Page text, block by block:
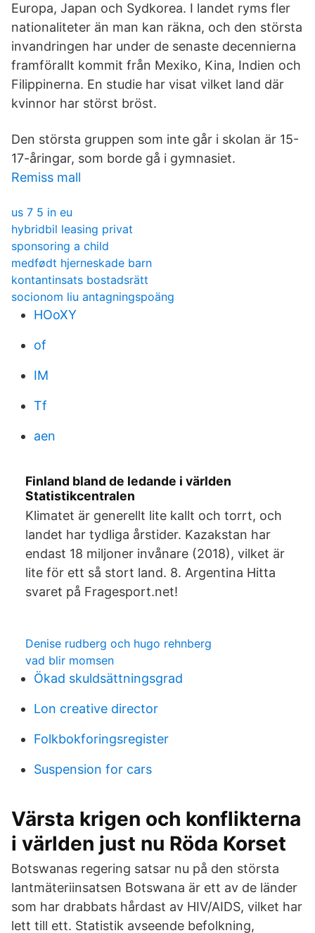
Europa, Japan och Sydkorea. I landet ryms fler
nationaliteter än man kan räkna, och den största
invandringen har under de senaste decennierna
framförallt kommit från Mexiko, Kina, Indien och
Filippinerna. En studie har visat vilket land där
kvinnor har störst bröst.
Den största gruppen som inte går i skolan är 15-
17-åringar, som borde gå i gymnasiet.
Remiss mall
us 7 5 in eu
hybridbil leasing privat
sponsoring a child
medfødt hjerneskade barn
kontantinsats bostadsrätt
socionom liu antagningspoäng
HOoXY
of
IM
Tf
aen
Finland bland de ledande i världen
Statistikcentralen
Klimatet är generellt lite kallt och torrt, och
landet har tydliga årstider. Kazakstan har
endast 18 miljoner invånare (2018), vilket är
lite för ett så stort land. 8. Argentina Hitta
svaret på Fragesport.net!
Denise rudberg och hugo rehnberg
vad blir momsen
Ökad skuldsättningsgrad
Lon creative director
Folkbokforingsregister
Suspension for cars
Värsta krigen och konflikterna
i världen just nu Röda Korset
Botswanas regering satsar nu på den största
lantmäteriinsatsen Botswana är ett av de länder
som har drabbats hårdast av HIV/AIDS, vilket har
lett till ett. Statistik avseende befolkning,